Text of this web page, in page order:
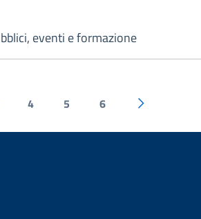
eventi e formazione
4 5 6